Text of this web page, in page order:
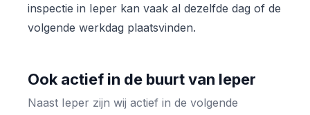
inspectie in Ieper kan vaak al dezelfde dag of de
volgende werkdag plaatsvinden.
Ook actief in de buurt van Ieper
Naast Ieper zijn wij actief in de volgende